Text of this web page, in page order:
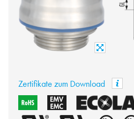
Zertifikate zum Download